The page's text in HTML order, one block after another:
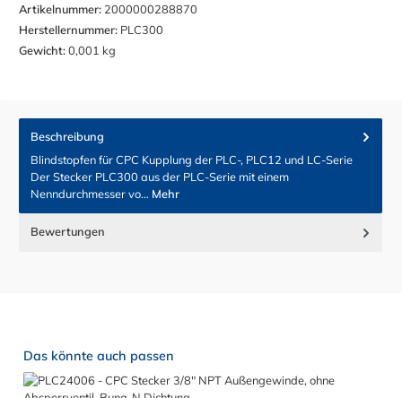
Artikelnummer: 2000000288870
Herstellernummer: PLC300
Gewicht:0,001 kg
Beschreibung
Blindstopfen für CPC Kupplung der PLC-, PLC12 und LC-Serie
Der Stecker PLC300 aus der PLC-Serie mit einem
Nenndurchmesser vo… Mehr
Bewertungen
Produktgalerie überspringen
Das könnte auch passen